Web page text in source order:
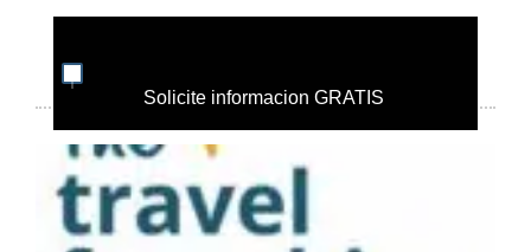
Solicite informacion GRATIS